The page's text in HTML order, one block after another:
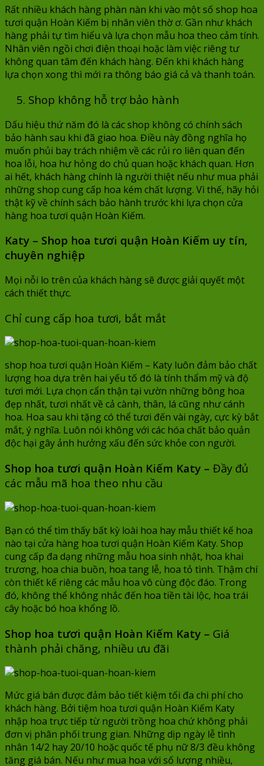
Rất nhiều khách hàng phàn nàn khi vào một số shop hoa
tươi quận Hoàn Kiếm bị nhân viên thờ ơ. Gần như khách
hàng phải tự tìm hiểu và lựa chọn mẫu hoa theo cảm tính.
Nhân viên ngồi chơi điện thoại hoặc làm việc riêng tư
không quan tâm đến khách hàng. Đến khi khách hàng
lựa chọn xong thì mới ra thông báo giá cả và thanh toán.
5. Shop không hỗ trợ bảo hành
Dấu hiệu thứ năm đó là các shop không có chính sách
bảo hành sau khi đã giao hoa. Điều này đồng nghĩa họ
muốn phủi bay trách nhiệm về các rủi ro liên quan đến
hoa lỗi, hoa hư hỏng do chủ quan hoặc khách quan. Hơn
ai hết, khách hàng chính là người thiệt nếu như mua phải
những shop cung cấp hoa kém chất lượng. Vì thế, hãy hỏi
thật kỹ về chính sách bảo hành trước khi lựa chọn cửa
hàng hoa tươi quận Hoàn Kiếm.
Katy – Shop hoa tươi quận Hoàn Kiếm uy tín,
chuyên nghiệp
Mọi nỗi lo trên của khách hàng sẽ được giải quyết một
cách thiết thực.
Chỉ cung cấp hoa tươi, bắt mắt
shop hoa tươi quận Hoàn Kiếm – Katy luôn đảm bảo chất
lượng hoa dựa trên hai yếu tố đó là tính thẩm mỹ và độ
tươi mới. Lựa chọn cẩn thận tại vườn những bông hoa
đẹp nhất, tươi nhất về cả cành, thân, lá cũng như cánh
hoa. Hoa sau khi tặng có thể tươi đến vài ngày, cực kỳ bắt
mắt, ý nghĩa. Luôn nói không với các hóa chất bảo quản
độc hại gây ảnh hưởng xấu đến sức khỏe con người.
Shop hoa tươi quận Hoàn Kiếm Katy – Đầy đủ
các mẫu mã hoa theo nhu cầu
Bạn có thể tìm thấy bất kỳ loài hoa hay mẫu thiết kế hoa
nào tại cửa hàng hoa tươi quận Hoàn Kiếm Katy. Shop
cung cấp đa dạng những mẫu hoa sinh nhật, hoa khai
trương, hoa chia buồn, hoa tang lễ, hoa tỏ tình. Thậm chí
còn thiết kế riêng các mẫu hoa vô cùng độc đáo. Trong
đó, không thể không nhắc đến hoa tiền tài lộc, hoa trái
cây hoặc bó hoa khổng lồ.
Shop hoa tươi quận Hoàn Kiếm Katy – Giá
thành phải chăng, nhiều ưu đãi
Mức giá bán được đảm bảo tiết kiệm tối đa chi phí cho
khách hàng. Bởi tiệm hoa tươi quận Hoàn Kiếm Katy
nhập hoa trực tiếp từ người trồng hoa chứ không phải
đơn vị phân phối trung gian. Những dịp ngày lễ tình
nhân 14/2 hay 20/10 hoặc quốc tế phụ nữ 8/3 đều không
tăng giá bán. Nếu như mua hoa với số lượng nhiều,